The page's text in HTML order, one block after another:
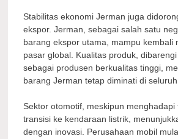
Stabilitas ekonomi Jerman juga
ekspor. Jerman, sebagai salah satu
barang ekspor utama, mampu kembali
pasar global. Kualitas produk,
sebagai produsen berkualitas tinggi,
barang Jerman tetap diminati di seluruh
Sektor otomotif, meskipun
transisi ke kendaraan listrik,
dengan inovasi. Perusahaan mobil